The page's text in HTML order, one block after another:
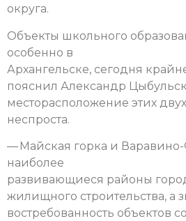
округа.
Объекты школьного
особенно в
Архангельске, сегодня
пояснил Александр
месторасположение этих
неспроста.
— Майская горка и
наиболее
развивающиеся районы
жилищного строительства, а
востребованность объектов